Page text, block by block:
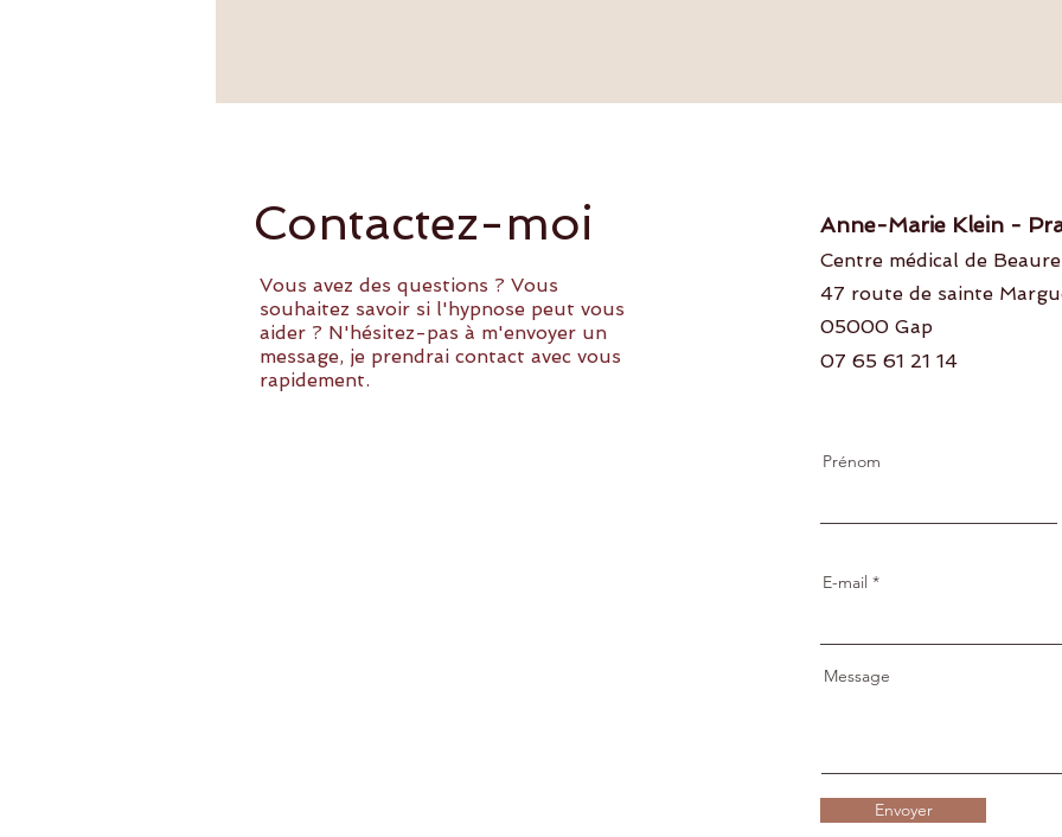
Vous avez des questions ? Vous
souhaitez savoir si l'hypnose peut vous
aider ? N'hésitez-pas à m'envoyer un
message, je prendrai contact avec vous
rapidement.
Anne-Marie Klein -
Centre médical de
47 route de sainte
05000 Gap
07 65 61 21 14
Prénom
E-mail
Message
Envoyer
Contactez-moi